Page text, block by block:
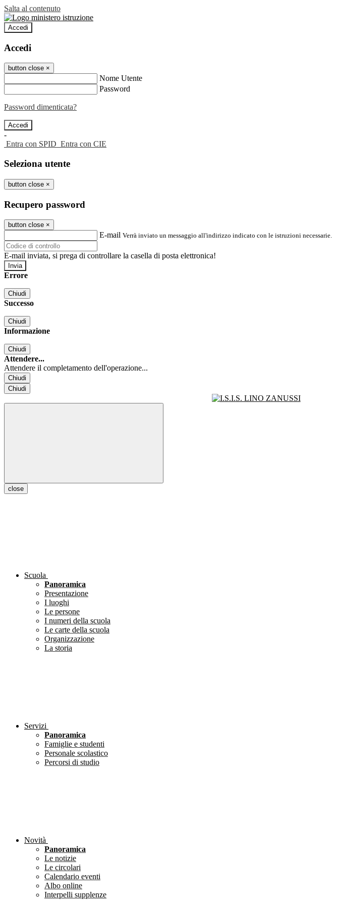
Salta al contenuto
Accedi
Accedi
button close ×
Nome Utente
Password
Password dimenticata?
-
Entra con SPID Entra con CIE
Seleziona utente
button close ×
Recupero password
button close ×
E-mail Verrà inviato un messaggio all'indirizzo indicato con le istruzioni necessarie.
E-mail inviata, si prega di controllare la casella di posta elettronica!
Errore
Chiudi
Successo
Chiudi
Informazione
Chiudi
Attendere...
Attendere il completamento dell'operazione...
Chiudi
Chiudi
close
Scuola
Panoramica
Presentazione
I luoghi
Le persone
I numeri della scuola
Le carte della scuola
Organizzazione
La storia
Servizi
Panoramica
Famiglie e studenti
Personale scolastico
Percorsi di studio
Novità
Panoramica
Le notizie
Le circolari
Calendario eventi
Albo online
Interpelli supplenze